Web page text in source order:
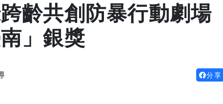
齡共創防暴行動劇場
」銀獎
分享